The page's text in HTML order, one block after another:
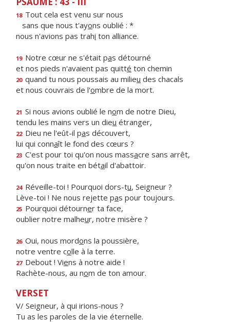
18 Tout cela est venu sur nous
sans que nous t'ayons oublié : *
nous n'avions pas trahi ton alliance.
19 Notre cœur ne s'était pas détourné
et nos pieds n'avaient pas quitté ton chemin
20 quand tu nous poussais au milieu des chacals
et nous couvrais de l'ombre de la mort.
21 Si nous avions oublié le nom de notre Dieu,
tendu les mains vers un dieu étranger,
22 Dieu ne l'eût-il pas découvert,
lui qui connaît le fond des cœurs ?
23 C'est pour toi qu'on nous massacre sans arrêt,
qu'on nous traite en bétail d'abattoir.
24 Réveille-toi ! Pourquoi dors-tu, Seigneur ?
Lève-toi ! Ne nous rejette pas pour toujours.
25 Pourquoi détourner ta face,
oublier notre malheur, notre misère ?
26 Oui, nous mordons la poussière,
notre ventre colle à la terre.
27 Debout ! Viens à notre aide !
Rachète-nous, au nom de ton amour.
VERSET
V/ Seigneur, à qui irions-nous ?
Tu as les paroles de la vie éternelle.